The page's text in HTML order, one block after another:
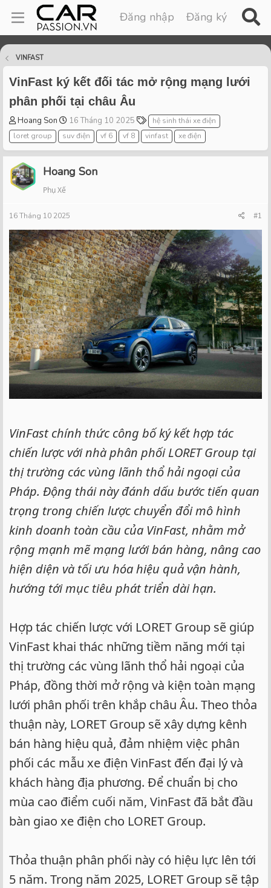
Đăng nhập Đăng ký
VINFAST
VinFast ký kết đối tác mở rộng mạng lưới
phân phối tại châu Âu
T
h
r
e
a
d
s
a
r
t
e
r
Hoang Son
S
t
a
r
t
d
e
16 Tháng 10 2025
T
a
g
s
hệ sinh thái xe điện
loret group
suv điện vf 6 vf 8 vinfast xe điện
Hoang Son
Phụ Xế
16 Tháng 10 2025 #1
VinFast chính thức công bố ký kết hợp tác
chiến lược với nhà phân phối LORET Group tại
thị trường các vùng lãnh thổ hải ngoại của
Pháp. Động thái này đánh dấu bước tiến quan
trọng trong chiến lược chuyển đổi mô hình
kinh doanh toàn cầu của VinFast, nhằm mở
rộng mạnh mẽ mạng lưới bán hàng, nâng cao
hiện diện và tối ưu hóa hiệu quả vận hành,
hướng tới mục tiêu phát triển dài hạn.
Hợp tác chiến lược với LORET Group sẽ giúp
VinFast khai thác những tiềm năng mới tại
thị trường các vùng lãnh thổ hải ngoại của
Pháp, đồng thời mở rộng và kiện toàn mạng
lưới phân phối trên khắp châu Âu. Theo thỏa
thuận này, LORET Group sẽ xây dựng kênh
bán hàng hiệu quả, đảm nhiệm việc phân
phối các mẫu xe điện VinFast đến đại lý và
khách hàng địa phương. Để chuẩn bị cho
mùa cao điểm cuối năm, VinFast đã bắt đầu
bàn giao xe điện cho LORET Group.
Thỏa thuận phân phối này có hiệu lực lên tới
5 năm. Trong năm 2025, LORET Group sẽ tập